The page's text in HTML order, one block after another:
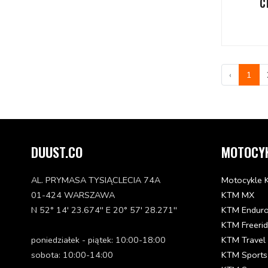
‹ 1
DUUST.CO
AL. PRYMASA TYSIĄCLECIA 74A
01-424 WARSZAWA
N 52° 14' 23.674'' E 20° 57' 28.271''
poniedziałek - piątek: 10:00-18:00
sobota: 10:00-14:00
Motocykle
KTM MX
KTM
KTM
KTM Travel
KTM